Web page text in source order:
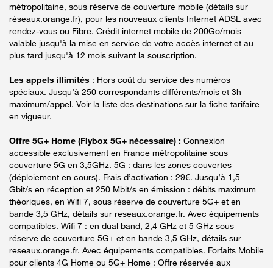
métropolitaine, sous réserve de couverture mobile (détails sur
réseaux.orange.fr), pour les nouveaux clients Internet ADSL avec
rendez-vous ou Fibre. Crédit internet mobile de 200Go/mois
valable jusqu'à la mise en service de votre accès internet et au
plus tard jusqu'à 12 mois suivant la souscription.
Les appels illimités : Hors coût du service des numéros
spéciaux. Jusqu’à 250 correspondants différents/mois et 3h
maximum/appel. Voir la liste des destinations sur la fiche tarifaire
en vigueur.
Offre 5G+ Home (Flybox 5G+ nécessaire) : Connexion
accessible exclusivement en France métropolitaine sous
couverture 5G en 3,5GHz. 5G : dans les zones couvertes
(déploiement en cours). Frais d’activation : 29€. Jusqu’à 1,5
Gbit/s en réception et 250 Mbit/s en émission : débits maximum
théoriques, en Wifi 7, sous réserve de couverture 5G+ et en
bande 3,5 GHz, détails sur reseaux.orange.fr. Avec équipements
compatibles. Wifi 7 : en dual band, 2,4 GHz et 5 GHz sous
réserve de couverture 5G+ et en bande 3,5 GHz, détails sur
reseaux.orange.fr. Avec équipements compatibles. Forfaits Mobile
pour clients 4G Home ou 5G+ Home : Offre réservée aux